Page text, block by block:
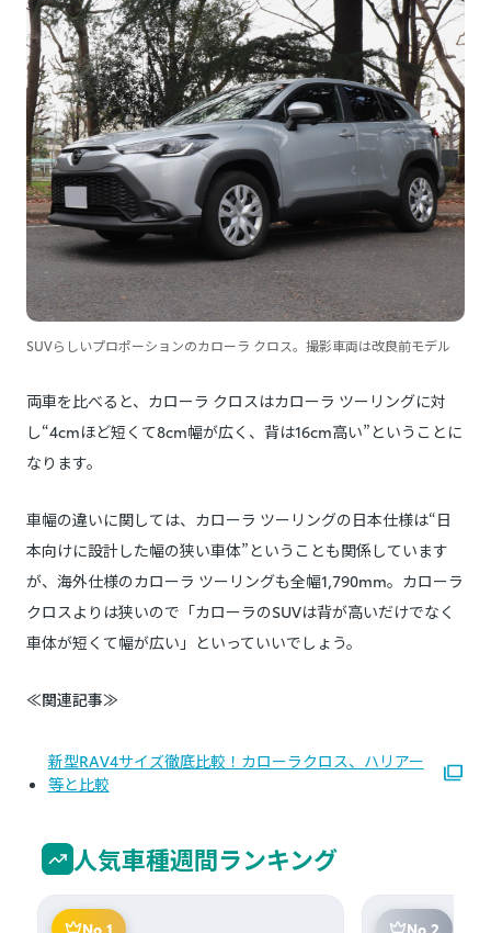
SUVらしいプロポーションのカローラ クロス。撮影車両は改良前モデル
両車を比べると、カローラ クロスはカローラ ツーリングに対
し“4cmほど短くて8cm幅が広く、背は16cm高い”ということに
なります。
車幅の違いに関しては、カローラ ツーリングの日本仕様は“日
本向けに設計した幅の狭い車体”ということも関係しています
が、海外仕様のカローラ ツーリングも全幅1,790mm。カローラ
クロスよりは狭いので「カローラのSUVは背が高いだけでなく
車体が短くて幅が広い」といっていいでしょう。
≪関連記事≫
新型RAV4サイズ徹底比較！カローラクロス、ハリアー
等と比較